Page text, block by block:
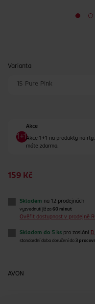
Varianta
15 Pure Pink
Akce
Akce 1+1 na produkty na
máte zdarma.
159 Kč
Skladem na 12 prodejnách
vyzvednutí již za 60 minut
Ověřit dostupnost v prodejně
Skladem do 5 ks pro zaslání
standardní doba doručení do 3
AVON